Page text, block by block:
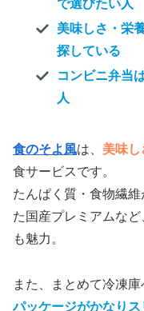
で選びたい人
美味しさ・栄
探している
コンビニ弁当
人
食のそよ風は、 美味
食サービスです。
たんぱく質・食物繊
た国産プレミアムなど
も魅力。
また、まとめて冷凍庫
パッケージがかなりス